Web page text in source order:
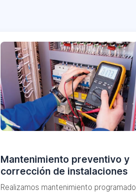
Mantenimiento preventivo y
corrección de instalaciones
Realizamos mantenimiento programado